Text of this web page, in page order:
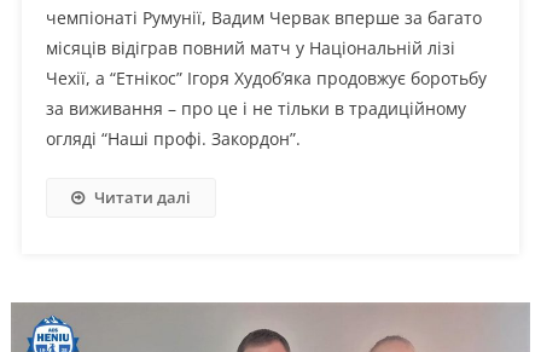
чемпіонаті Румунії, Вадим Червак вперше за багато
місяців відіграв повний матч у Національній лізі
Чехії, а “Етнікос” Ігоря Худоб’яка продовжує боротьбу
за виживання – про це і не тільки в традиційному
огляді “Наші профі. Закордон”.
Читати далі